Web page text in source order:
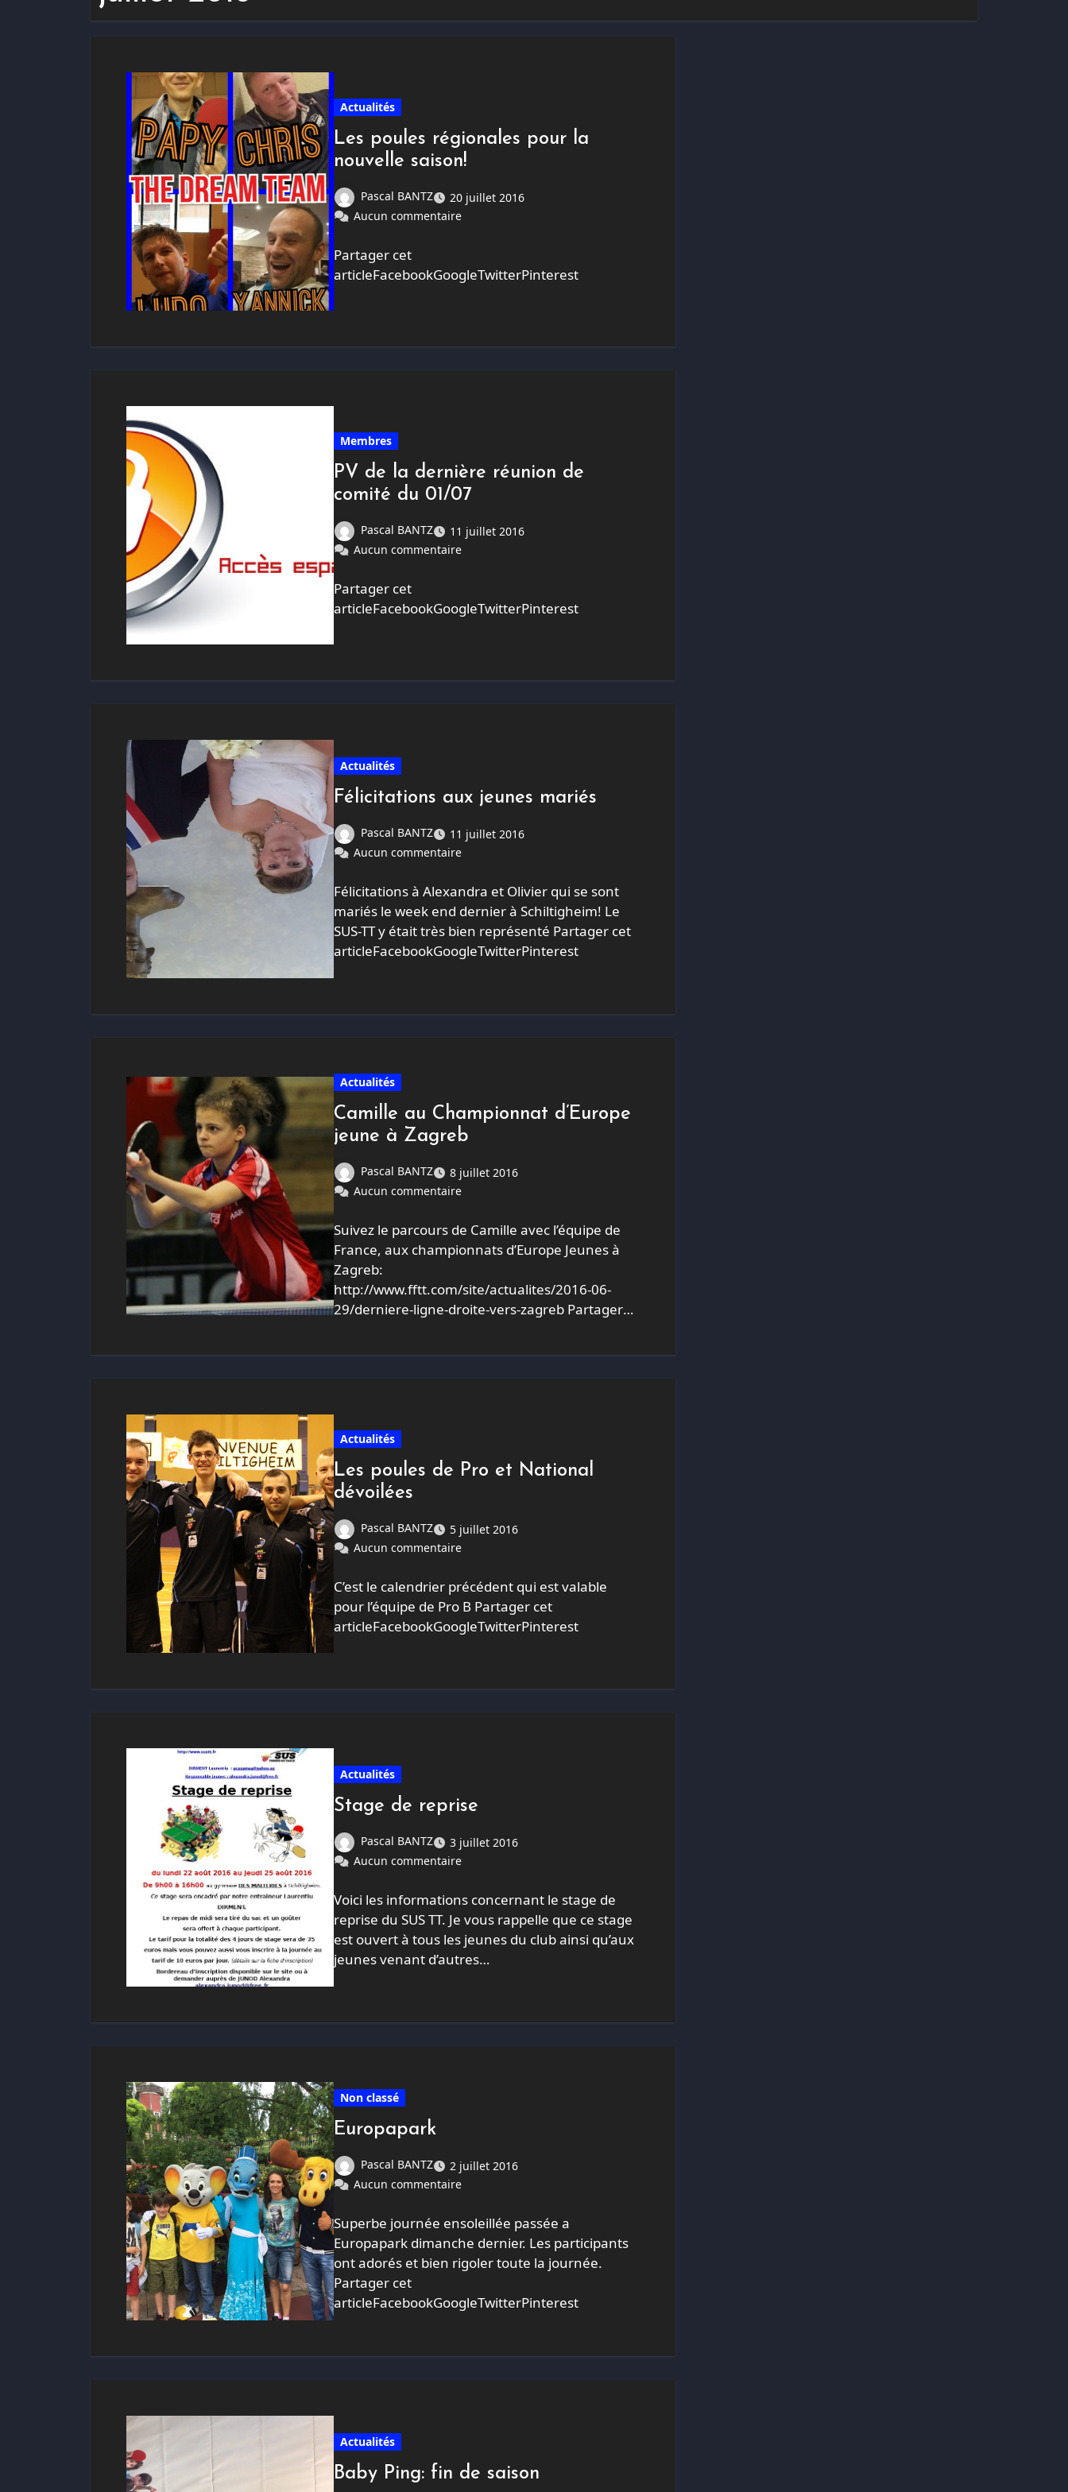
Actualités
Les poules régionales pour la
nouvelle saison!
Pascal BANTZ
20 juillet 2016
Aucun commentaire
Partager cet
articleFacebookGoogleTwitterPinterest
Membres
PV de la dernière réunion de
comité du 01/07
Pascal BANTZ
11 juillet 2016
Aucun commentaire
Partager cet
articleFacebookGoogleTwitterPinterest
Actualités
Félicitations aux jeunes mariés
Pascal BANTZ
11 juillet 2016
Aucun commentaire
Félicitations à Alexandra et Olivier qui se sont
mariés le week end dernier à Schiltigheim! Le
SUS-TT y était très bien représenté Partager cet
articleFacebookGoogleTwitterPinterest
Actualités
Camille au Championnat d’Europe
jeune à Zagreb
Pascal BANTZ
8 juillet 2016
Aucun commentaire
Suivez le parcours de Camille avec l’équipe de
France, aux championnats d’Europe Jeunes à
Zagreb:
http://www.fftt.com/site/actualites/2016-06-
29/derniere-ligne-droite-vers-zagreb Partager
Actualités
Les poules de Pro et National
dévoilées
Pascal BANTZ
5 juillet 2016
Aucun commentaire
C’est le calendrier précédent qui est valable
pour l’équipe de Pro B Partager cet
articleFacebookGoogleTwitterPinterest
Actualités
Stage de reprise
Pascal BANTZ
3 juillet 2016
Aucun commentaire
Voici les informations concernant le stage de
reprise du SUS TT. Je vous rappelle que ce stage
est ouvert à tous les jeunes du club ainsi qu’aux
jeunes venant d’autres…
Non classé
Europapark
Pascal BANTZ
2 juillet 2016
Aucun commentaire
Superbe journée ensoleillée passée a
Europapark dimanche dernier. Les participants
ont adorés et bien rigoler toute la journée.
Partager cet
articleFacebookGoogleTwitterPinterest
Actualités
Baby Ping: fin de saison